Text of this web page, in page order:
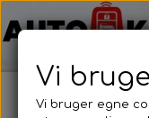
Vi
Vi bruger egne